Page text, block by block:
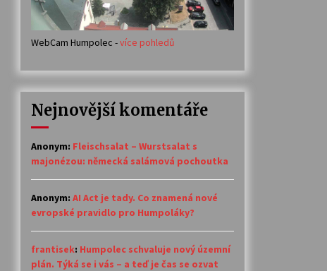
23. 7. 2026
14. 7. 2026
30. 6. 2026
WebCam Humpolec -více pohledů
Nejnovější komentáře
Anonym: Fleischsalat – Wurstsalat s
majonézou: německá salámová pochoutka
Anonym: AI Act je tady. Co znamená nové
evropské pravidlo pro Humpoláky?
frantisek: Humpolec schvaluje nový územní
plán. Týká se i vás – a teď je čas se ozvat